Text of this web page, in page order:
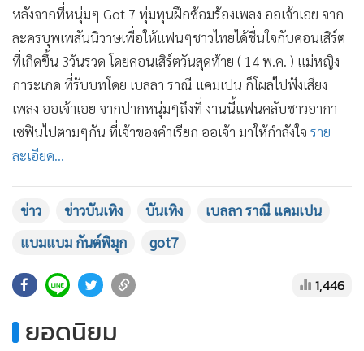
• อาชญากรรม
• Motoring
• เกม
• วิทยาศาสตร์
• SMEs
• หุ้น
• อินโดจีน
• กองทุนรวม
Celeb Online
Factcheck
• News1
หลังจากที่หนุ่มๆ Got 7 ทุ่มทุนฝึกซ้อมร้องเพลง ออเจ้าเอย จาก
ละครบุพเพสันนิวาษเพื่อให้แฟนๆชาวไทยได้ชื่นใจกับคอนเสิร์ต
ที่เกิดขึ้น 3วันรวด โดยคอนเสิร์ตวันสุดท้าย ( 14 พ.ค. ) แม่หญิง
การะเกด ที่รับบทโดย เบลลา ราณี แคมเปน ก็โผล่ไปฟังเสียง
เพลง ออเจ้าเอย จากปากหนุ่มๆถึงที่ งานนี้แฟนคลับชาวอากา
เซฟินไปตามๆกัน ที่เจ้าของคำเรียก ออเจ้า มาให้กำลังใจ ราย
ละเอียด...
ข่าว ข่าวบันเทิง บันเทิง
เบลลา ราณี แคมเปน
แบมแบม กันต์พิมุก
got7
1,446
ยอดนิยม